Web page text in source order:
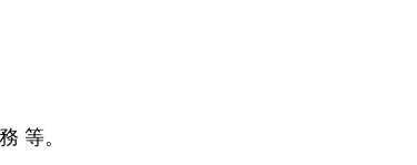
等。